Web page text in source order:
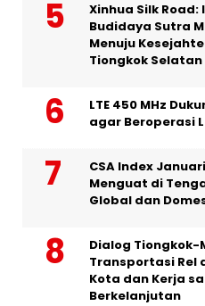
Xinhua Silk
Budidaya Sutra
Menuju
Tiongkok Selatan
LTE 450 MHz
agar Beroperasi
CSA Index
Menguat di
Global dan
Dialog Tiongkok-
Transportasi Rel
Kota dan Kerja
Berkelanjutan